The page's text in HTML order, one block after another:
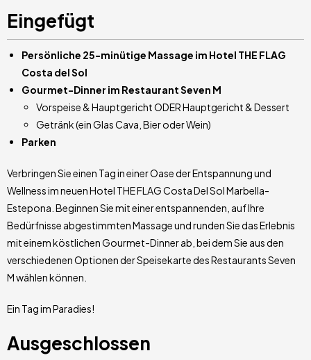
Eingefügt
Persönliche 25-minütige Massage im Hotel THE FLAG
Costa del Sol
Gourmet-Dinner im Restaurant Seven M
Vorspeise & Hauptgericht ODER Hauptgericht & Dessert
Getränk (ein Glas Cava, Bier oder Wein)
Parken
Verbringen Sie einen Tag in einer Oase der Entspannung und
Wellness im neuen Hotel THE FLAG Costa Del Sol Marbella-
Estepona. Beginnen Sie mit einer entspannenden, auf Ihre
Bedürfnisse abgestimmten Massage und runden Sie das Erlebnis
mit einem köstlichen Gourmet-Dinner ab, bei dem Sie aus den
verschiedenen Optionen der Speisekarte des Restaurants Seven
M wählen können.
Ein Tag im Paradies!
Ausgeschlossen